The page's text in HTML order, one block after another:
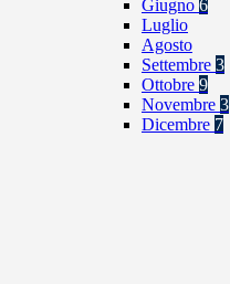
Giugno 6
Luglio
Agosto
Settembre 3
Ottobre 9
Novembre 3
Dicembre 7